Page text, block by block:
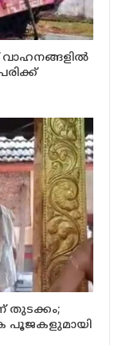
തുടക്കം;
പൂജകളുമായി